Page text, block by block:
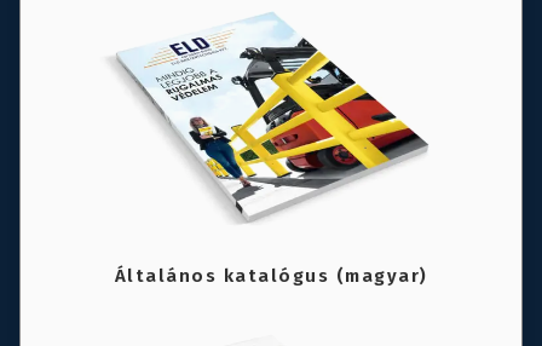
Általános katalógus (magyar)